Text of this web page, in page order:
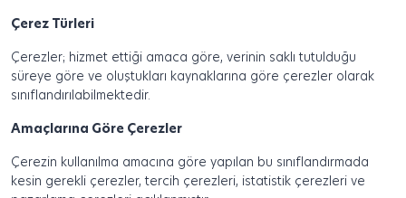
Çerez Türleri
Çerezler; hizmet ettiği amaca göre, verinin saklı tutulduğu
süreye göre ve oluştukları kaynaklarına göre çerezler olarak
sınıflandırılabilmektedir.
Amaçlarına Göre Çerezler
Çerezin kullanılma amacına göre yapılan bu sınıflandırmada
kesin gerekli çerezler, tercih çerezleri, istatistik çerezleri ve